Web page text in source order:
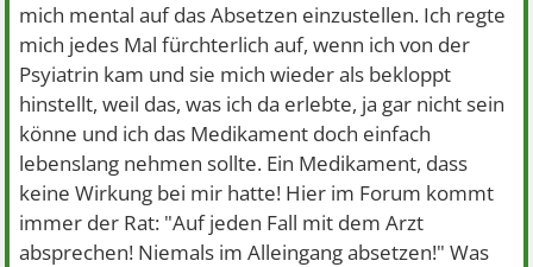
mich mental auf das Absetzen einzustellen. Ich regte
mich jedes Mal fürchterlich auf, wenn ich von der
Psyiatrin kam und sie mich wieder als bekloppt
hinstellt, weil das, was ich da erlebte, ja gar nicht sein
könne und ich das Medikament doch einfach
lebenslang nehmen sollte. Ein Medikament, dass
keine Wirkung bei mir hatte! Hier im Forum kommt
immer der Rat: "Auf jeden Fall mit dem Arzt
absprechen! Niemals im Alleingang absetzen!" Was